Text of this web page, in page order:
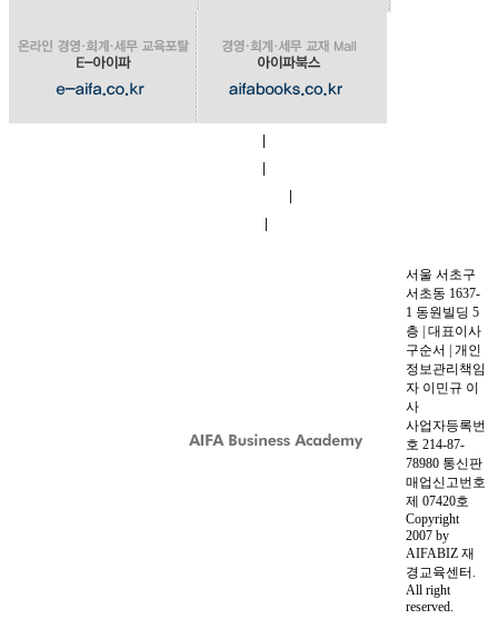
|
|
|
|
서울 서초구
서초동 1637-
1 동원빌딩 5
층 | 대표이사
구순서 | 개인
정보관리책임
자 이민규 이
사
사업자등록번
호 214-87-
78980 통신판
매업신고번호
제 07420호
Copyright
2007 by
AIFABIZ 재
경교육센터.
All right
reserved.